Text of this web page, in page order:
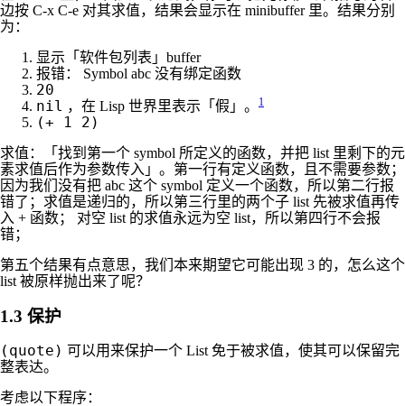
边按 C-x C-e 对其求值，结果会显示在 minibuffer 里。结果分别
为：
显示「软件包列表」buffer
报错： Symbol abc 没有绑定函数
20
nil ，在 Lisp 世界里表示「假」。 1
(+ 1 2)
求值：「找到第一个 symbol 所定义的函数，并把 list 里剩下的元
素求值后作为参数传入」。第一行有定义函数，且不需要参数；
因为我们没有把 abc 这个 symbol 定义一个函数，所以第二行报
错了；求值是递归的，所以第三行里的两个子 list 先被求值再传
入 + 函数； 对空 list 的求值永远为空 list，所以第四行不会报
错；
第五个结果有点意思，我们本来期望它可能出现 3 的，怎么这个
list 被原样抛出来了呢？
1.3 保护
(quote) 可以用来保护一个 List 免于被求值，使其可以保留完
整表达。
考虑以下程序：